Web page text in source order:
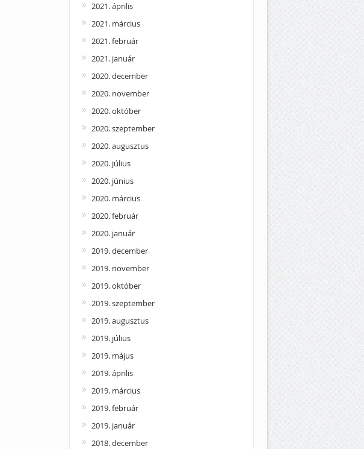
2021. április
2021. március
2021. február
2021. január
2020. december
2020. november
2020. október
2020. szeptember
2020. augusztus
2020. július
2020. június
2020. március
2020. február
2020. január
2019. december
2019. november
2019. október
2019. szeptember
2019. augusztus
2019. július
2019. május
2019. április
2019. március
2019. február
2019. január
2018. december